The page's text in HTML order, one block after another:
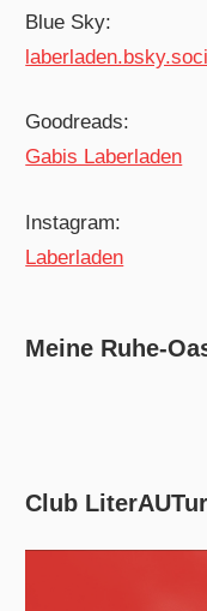
Blue Sky:
Goodreads:
Gabis Laberladen
Instagram:
Laberladen
Meine Ruhe-
Club LiterAUTur